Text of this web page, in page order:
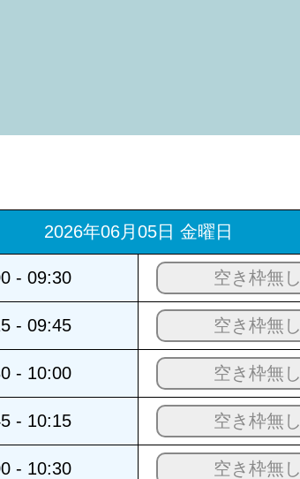
2026年06月05日 金曜日
- 09:30 空き枠無し
- 09:45 空き枠無し
- 10:00 空き枠無し
- 10:15 空き枠無し
- 10:30 空き枠無し